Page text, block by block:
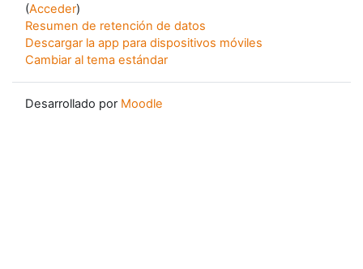
(Acceder)
Resumen de retención de datos
Descargar la app para dispositivos móviles
Cambiar al tema estándar
Desarrollado por Moodle